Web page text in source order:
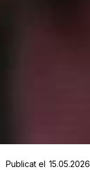
Publicat el 15.05.2026